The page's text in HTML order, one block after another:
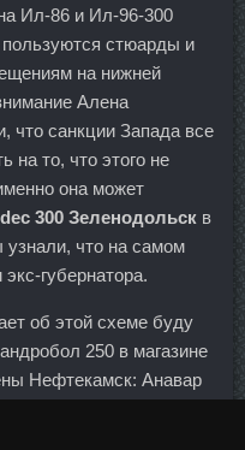
Ил-86 и Ил-96-300
стюарды и
на нижней
Алена
что санкции Запада все
на то, что этого не
она может
300 Зеленодольск в
что на самом
губернатора.
об этой схеме буду
250 в магазине
Нефтекамск: Анавар